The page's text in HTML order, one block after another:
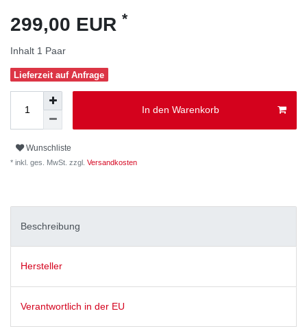
299,00 EUR *
Inhalt 1 Paar
Lieferzeit auf Anfrage
In den Warenkorb
Wunschliste
* inkl. ges. MwSt. zzgl. Versandkosten
Beschreibung
Hersteller
Verantwortlich in der EU